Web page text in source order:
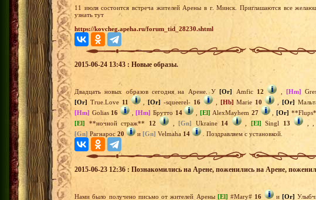
11 июля состоится встреча жителей Арены в г. Минск. Приглашаются все
узнать тут
https://kovcheg.apeha.ru/forum_tid_28230.shtml
2015-06-24 13:43 : Новые образы.
Двадцать новых образов сегодня на Арене. У[Or] Amfic 12 ,[Hm]
[Or] True.Love 11 ,[Or] -squeerel- 16 , [Hb] Marie 10 [Or]
[Hm] Golias 16 ,[Hm] Брутто 14 [El] AlexMayhem27 ,[Or]
[El] **ночной страж** 12 [Gn] Ukraine 14 , [El] Singl 13
[Gn] Рагнарос 20 и [Gn] Velmaha 14 . Поздравляем с установкой.
2015-06-23 12:36 : Познакомились на Арене, поженились на Арене,
Нами было получено письмо от жителей Арены [El] #Mary# 16 и[Or]